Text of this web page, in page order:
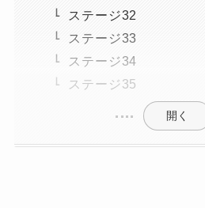
ステージ32
ステージ33
ステージ34
ステージ35
開く